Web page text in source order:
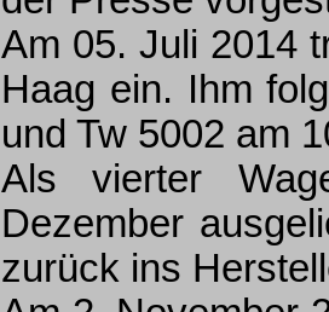
Am 05. Juli 2014
Haag ein. Ihm
und Tw 5002 am
Als vierter
Dezember
zurück ins